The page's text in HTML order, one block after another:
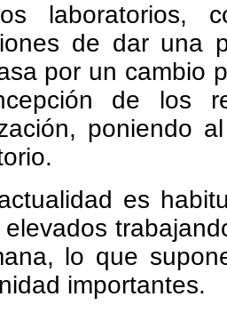
de dar una
por un cambio
de los
poniendo
es
elevados
lo que
importantes.